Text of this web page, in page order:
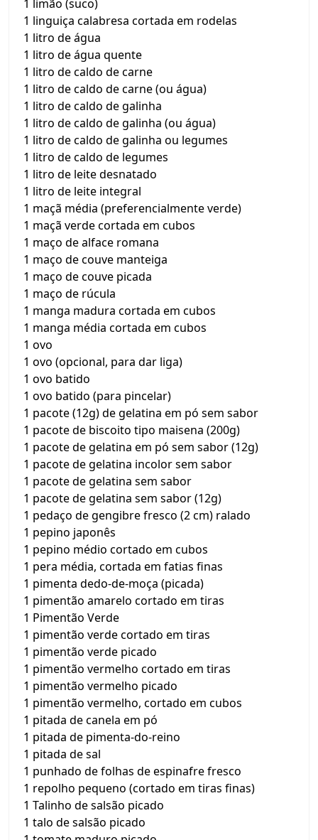
1 limão (suco)
1 linguiça calabresa cortada em rodelas
1 litro de água
1 litro de água quente
1 litro de caldo de carne
1 litro de caldo de carne (ou água)
1 litro de caldo de galinha
1 litro de caldo de galinha (ou água)
1 litro de caldo de galinha ou legumes
1 litro de caldo de legumes
1 litro de leite desnatado
1 litro de leite integral
1 maçã média (preferencialmente verde)
1 maçã verde cortada em cubos
1 maço de alface romana
1 maço de couve manteiga
1 maço de couve picada
1 maço de rúcula
1 manga madura cortada em cubos
1 manga média cortada em cubos
1 ovo
1 ovo (opcional, para dar liga)
1 ovo batido
1 ovo batido (para pincelar)
1 pacote (12g) de gelatina em pó sem sabor
1 pacote de biscoito tipo maisena (200g)
1 pacote de gelatina em pó sem sabor (12g)
1 pacote de gelatina incolor sem sabor
1 pacote de gelatina sem sabor
1 pacote de gelatina sem sabor (12g)
1 pedaço de gengibre fresco (2 cm) ralado
1 pepino japonês
1 pepino médio cortado em cubos
1 pera média, cortada em fatias finas
1 pimenta dedo-de-moça (picada)
1 pimentão amarelo cortado em tiras
1 Pimentão Verde
1 pimentão verde cortado em tiras
1 pimentão verde picado
1 pimentão vermelho cortado em tiras
1 pimentão vermelho picado
1 pimentão vermelho, cortado em cubos
1 pitada de canela em pó
1 pitada de pimenta-do-reino
1 pitada de sal
1 punhado de folhas de espinafre fresco
1 repolho pequeno (cortado em tiras finas)
1 Talinho de salsão picado
1 talo de salsão picado